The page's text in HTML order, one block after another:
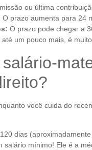
ou última
O prazo aumenta para 24
O prazo pode chegar a
um pouco mais, é
você cuida do
dias
salário mínimo! Ele é a